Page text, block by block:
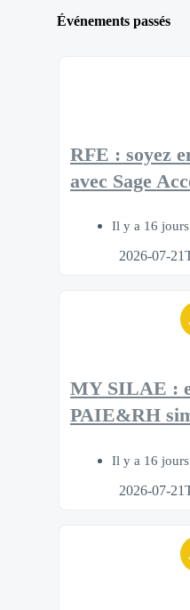
Événements passés
RFE : soyez
avec Sage
Il y a 16 jours
2026-07-
MY SILAE :
PAIE&RH
Il y a 16 jours
2026-07-